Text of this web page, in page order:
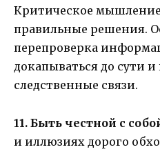
Критическое
правильные решения.
перепроверка
докапываться до сути
следственные связи.
11. Быть честной с
и иллюзиях дорого